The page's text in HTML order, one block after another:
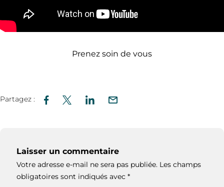
Prenez soin de vous
Partagez :
Laisser un commentaire
Votre adresse e-mail ne sera pas publiée. Les champs
obligatoires sont indiqués avec *